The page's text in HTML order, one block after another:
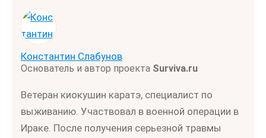
Константин Слабунов
Основатель и автор проекта Surviva.ru
Ветеран киокушин каратэ, специалист по
выживанию. Участвовал в военной операции в
Ираке. После получения серьезной травмы